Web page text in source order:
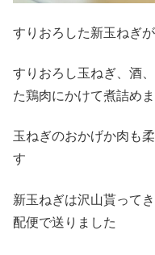
すりおろした新玉ねぎ
すりおろし玉ねぎ、酒
た鶏肉にかけて煮詰め
玉ねぎのおかげか肉も
す
新玉ねぎは沢山貰って
配便で送りました